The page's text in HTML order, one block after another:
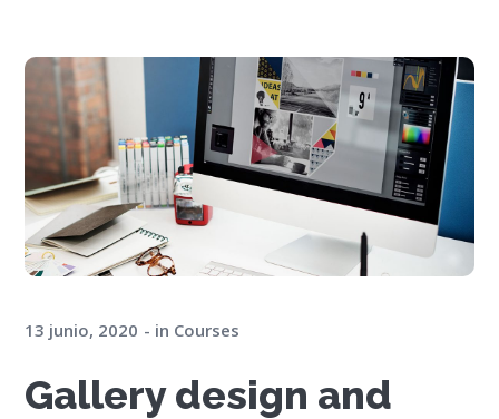
13 junio, 2020 in Courses
Gallery design and